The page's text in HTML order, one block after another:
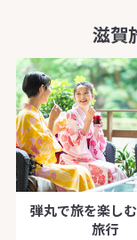
滋賀
弾丸で旅を楽し
旅行